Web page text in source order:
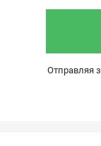
Отправляя